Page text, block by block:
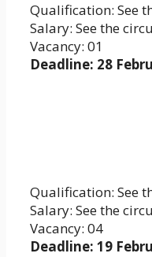
Qualification: See
Salary: See the
Vacancy: 01
Deadline: 28
Qualification: See
Salary: See the
Vacancy: 04
Deadline: 19